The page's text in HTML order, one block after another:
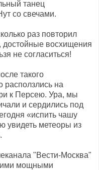
танец
со свечами.
раз повторил
достойные восхищения
не согласиться!
такого
расползлись на
к Персею. Ура, мы
и сердились под
«испить чашу
увидеть метеоры из
"Вести-Москва"
мощными